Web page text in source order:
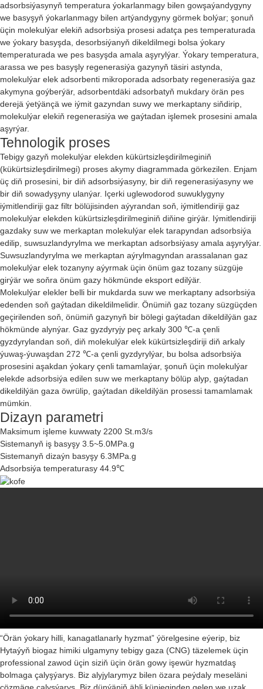
adsorbsiýasynyň temperatura ýokarlanmagy bilen gowşaýandygyny
we basyşyň ýokarlanmagy bilen artýandygyny görmek bolýar; şonuň
üçin molekulýar elekiň adsorbsiýa prosesi adatça pes temperaturada
we ýokary basyşda, desorbsiýanyň dikeldilmegi bolsa ýokary
temperaturada we pes basyşda amala aşyrylýar. Ýokary temperatura,
arassa we pes basyşly regenerasiýa gazynyň täsiri astynda,
molekulýar elek adsorbenti mikroporada adsorbaty regenerasiýa gaz
akymyna goýberýär, adsorbentdäki adsorbatyň mukdary örän pes
derejä ýetýänçä we iýmit gazyndan suwy we merkaptany siňdirip,
molekulýar elekiň regenerasiýa we gaýtadan işlemek prosesini amala
aşyrýar.
Tehnologik proses
Tebigy gazyň molekulýar elekden kükürtsizleşdirilmeginiň
(kükürtsizleşdirilmegi) proses akymy diagrammada görkezilen. Enjam
üç diň prosesini, bir diň adsorbsiýasyny, bir diň regenerasiýasyny we
bir diň sowadyşyny ulanýar. Içerki uglewodorod suwuklygyny
iýmitlendiriji gaz filtr bölüjisinden aýyrandan soň, iýmitlendiriji gaz
molekulýar elekden kükürtsizleşdirilmeginiň diňine girýär. Iýmitlendiriji
gazdaky suw we merkaptan molekulýar elek tarapyndan adsorbsiýa
edilip, suwsuzlandyrylma we merkaptan adsorbsiýasy amala aşyrylýar.
Suwsuzlandyrylma we merkaptan aýrylmagyndan arassalanan gaz
molekulýar elek tozanyny aýyrmak üçin önüm gaz tozany süzgüje
girýär we soňra önüm gazy hökmünde eksport edilýär.
Molekulýar elekler belli bir mukdarda suw we merkaptany adsorbsiýa
edenden soň gaýtadan dikeldilmelidir. Önümiň gaz tozany süzgüçden
geçirilenden soň, önümiň gazynyň bir bölegi gaýtadan dikeldilýän gaz
hökmünde alynýar. Gaz gyzdyryjy peç arkaly 300 ℃-a çenli
gyzdyrylandan soň, diň molekulýar elek kükürtsizleşdiriji diň arkaly
ýuwaş-ýuwaşdan 272 ℃-a çenli gyzdyrylýar, bu bolsa adsorbsiýa
prosesini aşakdan ýokary çenli tamamlaýar, şonuň üçin molekulýar
elekde adsorbsiýa edilen suw we merkaptany bölüp alyp, gaýtadan
dikeldilýän gaza öwrülip, ​​gaýtadan dikeldilýän prosessi tamamlamak
mümkin.
Dizayn parametri
Maksimum işleme kuwwaty 2200 St.m3/s
Sistemanyň iş basyşy 3.5~5.0MPa.g
Sistemanyň dizaýn basyşy 6.3MPa.g
Adsorbsiýa temperaturasy 44.9℃
“Örän ýokary hilli, kanagatlanarly hyzmat” ýörelgesine eýerip, biz
Hytaýyň biogaz himiki ulgamyny tebigy gaza (CNG) täzelemek üçin
professional zawod üçin siziň üçin örän gowy işewür hyzmatdaş
bolmaga çalyşýarys. Biz alyjylarymyz bilen özara peýdaly meseläni